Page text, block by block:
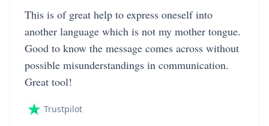
This is of great help to express oneself into
another language which is not my mother tongue.
Good to know the message comes across without
possible misunderstandings in communication.
Great tool!
Trustpilot